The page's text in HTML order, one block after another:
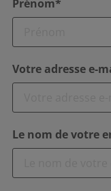
Prénom*
Votre adresse e-
Le nom de votre